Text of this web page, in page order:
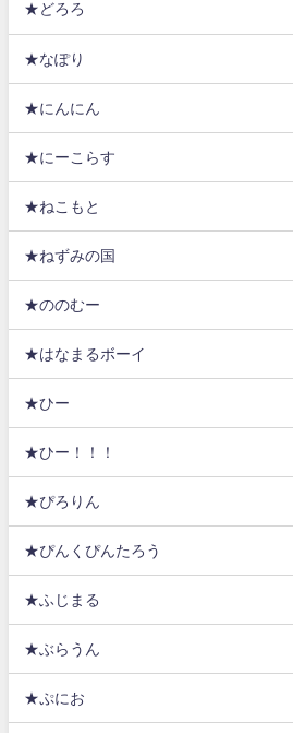
★どろろ
★なぽり
★にんにん
★にーこらす
★ねこもと
★ねずみの国
★ののむー
★はなまるボーイ
★ひー
★ひー！！！
★ぴろりん
★ぴんくぴんたろう
★ふじまる
★ぶらうん
★ぷにお